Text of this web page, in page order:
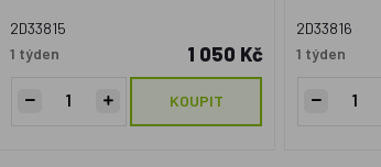
2D33815
1 týden
1 050 Kč
KOUPIT
2D33816
1 týden